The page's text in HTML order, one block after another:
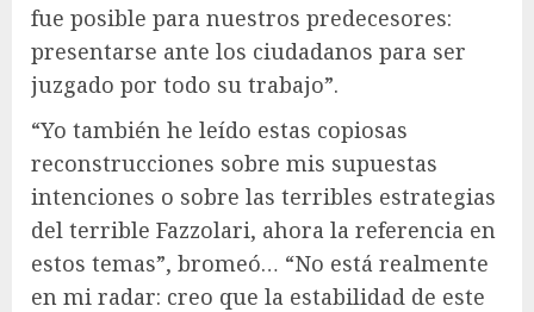
fue posible para nuestros predecesores:
presentarse ante los ciudadanos para ser
juzgado por todo su trabajo”.
“Yo también he leído estas copiosas
reconstrucciones sobre mis supuestas
intenciones o sobre las terribles estrategias
del terrible Fazzolari, ahora la referencia en
estos temas”, bromeó… “No está realmente
en mi radar: creo que la estabilidad de este